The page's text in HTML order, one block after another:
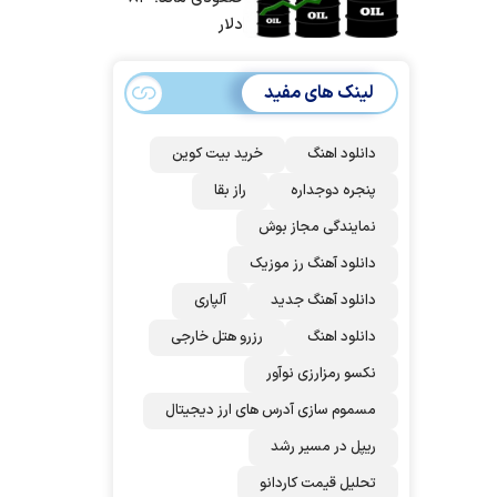
حمله آماده بودیم
است، درست
است؟
دلار
لینک های مفید
دانلود اهنگ
خرید بیت کوین
پنجره دوجداره
راز بقا
نمایندگی مجاز بوش
دانلود آهنگ رز‌ موزیک
دانلود آهنگ جدید
آلپاری
دانلود اهنگ
رزرو هتل خارجی
نکسو رمزارزی نوآور
مسموم سازی آدرس های ارز دیجیتال
ریپل در مسیر رشد
تحلیل قیمت کاردانو